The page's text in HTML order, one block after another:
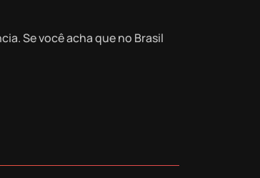
Se você acha que no Brasil